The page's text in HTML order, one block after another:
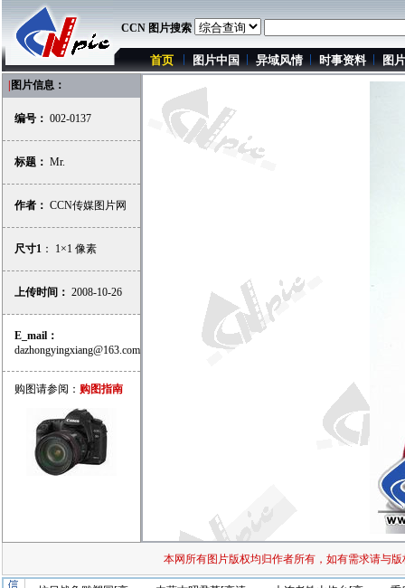
CCN 图片搜索
首页 图片中国 异域风情 时事资料 图
图片信息：
编号： 002-0137
标题： Mr.
作者： CCN传媒图片网
尺寸1 ： 1×1 像素
上传时间： 2008-10-26
E_mail：
dazhongyingxiang@163.com
购图请参阅： 购图指南
本网所有图片版权均归作者所有，如有需求请与